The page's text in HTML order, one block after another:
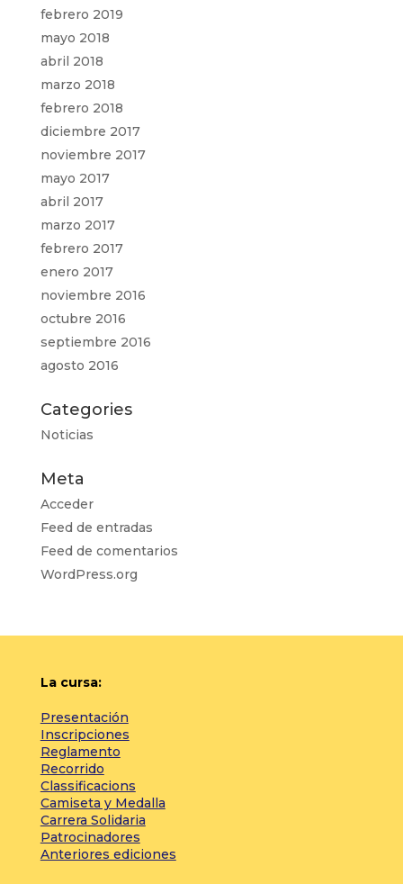
febrero 2019
mayo 2018
abril 2018
marzo 2018
febrero 2018
diciembre 2017
noviembre 2017
mayo 2017
abril 2017
marzo 2017
febrero 2017
enero 2017
noviembre 2016
octubre 2016
septiembre 2016
agosto 2016
Categories
Noticias
Meta
Acceder
Feed de entradas
Feed de comentarios
WordPress.org
La cursa:
Presentación
Inscripciones
Reglamento
Recorrido
Classificacions
Camiseta y Medalla
Carrera Solidaria
Patrocinadores
Anteriores ediciones